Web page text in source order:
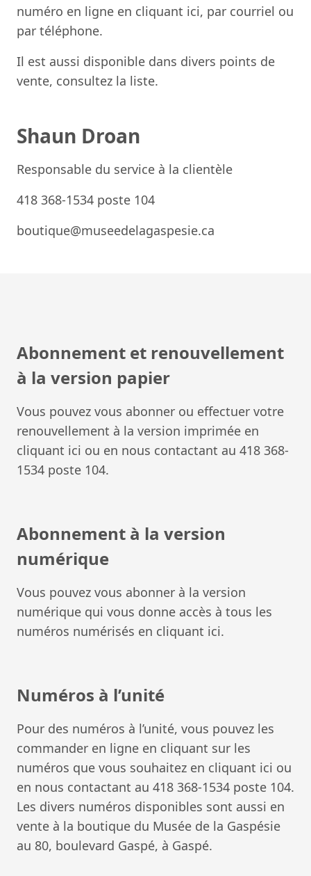
numéro en ligne en cliquant ici, par courriel ou
par téléphone.
Il est aussi disponible dans divers points de
vente, consultez la liste.
Shaun Droan
Responsable du service à la clientèle
418 368-1534 poste 104
boutique@museedelagaspesie.ca
Abonnement et renouvellement
à la version papier
Vous pouvez vous abonner ou effectuer votre
renouvellement à la version imprimée en
cliquant ici ou en nous contactant au 418 368-
1534 poste 104.
Abonnement à la version
numérique
Vous pouvez vous abonner à la version
numérique qui vous donne accès à tous les
numéros numérisés en cliquant ici.
Numéros à l’unité
Pour des numéros à l’unité, vous pouvez les
commander en ligne en cliquant sur les
numéros que vous souhaitez en cliquant ici ou
en nous contactant au 418 368-1534 poste 104.
Les divers numéros disponibles sont aussi en
vente à la boutique du Musée de la Gaspésie
au 80, boulevard Gaspé, à Gaspé.